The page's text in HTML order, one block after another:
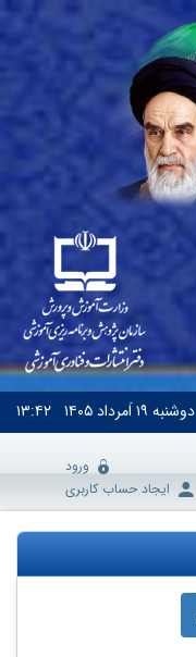
دوشنبه ۱۹ اَمرداد ۱۴۰۵ ۱۳:۴۲
ورود
ایجاد حساب کاربری